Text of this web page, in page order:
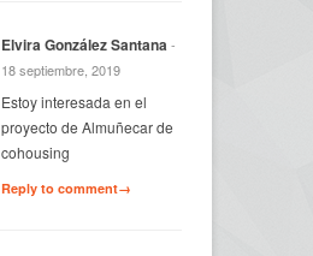
Elvira González Santana-
18 septiembre, 2019
Estoy interesada en el
proyecto de Almuñecar de
cohousing
Reply to comment→